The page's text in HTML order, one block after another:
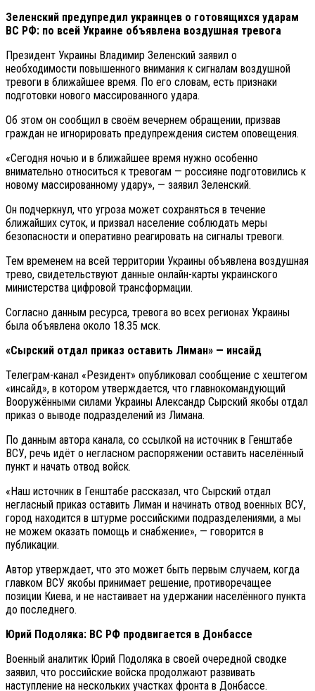
Зеленский предупредил украинцев о готовящихся ударам
ВС РФ: по всей Украине объявлена воздушная тревога
Президент Украины Владимир Зеленский заявил о
необходимости повышенного внимания к сигналам воздушной
тревоги в ближайшее время. По его словам, есть признаки
подготовки нового массированного удара.
Об этом он сообщил в своём вечернем обращении, призвав
граждан не игнорировать предупреждения систем оповещения.
«Сегодня ночью и в ближайшее время нужно особенно
внимательно относиться к тревогам — россияне подготовились к
новому массированному удару», — заявил Зеленский.
Он подчеркнул, что угроза может сохраняться в течение
ближайших суток, и призвал население соблюдать меры
безопасности и оперативно реагировать на сигналы тревоги.
Тем временем на всей территории Украины объявлена воздушная
трево, свидетельствуют данные онлайн-карты украинского
министерства цифровой трансформации.
Согласно данным ресурса, тревога во всех регионах Украины
была объявлена около 18.35 мск.
«Сырский отдал приказ оставить Лиман» — инсайд
Телеграм-канал «Резидент» опубликовал сообщение с хештегом
«инсайд», в котором утверждается, что главнокомандующий
Вооружёнными силами Украины Александр Сырский якобы отдал
приказ о выводе подразделений из Лимана.
По данным автора канала, со ссылкой на источник в Генштабе
ВСУ, речь идёт о негласном распоряжении оставить населённый
пункт и начать отвод войск.
«Наш источник в Генштабе рассказал, что Сырский отдал
негласный приказ оставить Лиман и начинать отвод военных ВСУ,
город находится в штурме российскими подразделениями, а мы
не можем оказать помощь и снабжение», — говорится в
публикации.
Автор утверждает, что это может быть первым случаем, когда
главком ВСУ якобы принимает решение, противоречащее
позиции Киева, и не настаивает на удержании населённого пункта
до последнего.
Юрий Подоляка: ВС РФ продвигается в Донбассе
Военный аналитик Юрий Подоляка в своей очередной сводке
заявил, что российские войска продолжают развивать
наступление на нескольких участках фронта в Донбассе.